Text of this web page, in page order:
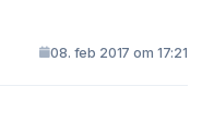
08. feb 2017 om 17:21